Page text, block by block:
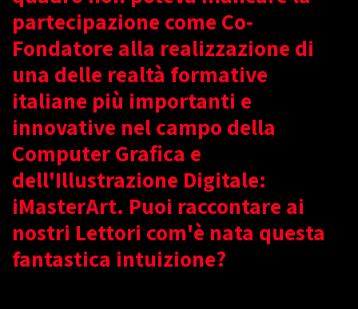
partecipazione come Co-
Fondatore alla realizzazione di
una delle realtà formative
italiane più importanti e
innovative nel campo della
Computer Grafica e
dell'Illustrazione Digitale:
iMasterArt. Puoi raccontare ai
nostri Lettori com'è nata questa
fantastica intuizione?